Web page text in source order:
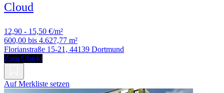
Cloud
12,90 - 15,50 €/m²
600,00 bis 4.627,77 m²
Florianstraße 15-21, 44139 Dortmund
Zum Objekt
Auf Merkliste setzen